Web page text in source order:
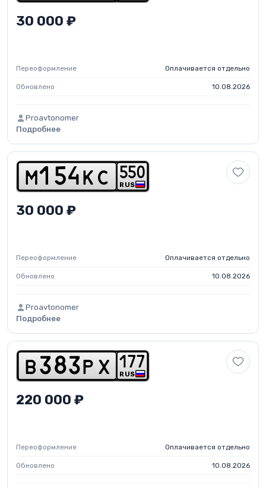
30 000 ₽
Переоформление Оплачивается отдельно
Обновлено 10.08.2026
Proavtonomer
Подробнее
m 1 54 k c RUS
550
30 000 ₽
Переоформление Оплачивается отдельно
Обновлено 10.08.2026
Proavtonomer
Подробнее
b 3 83 p x RUS
1 7 7
220 000 ₽
Переоформление Оплачивается отдельно
Обновлено 10.08.2026